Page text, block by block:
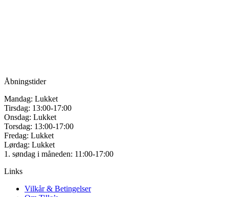
Åbningstider
Mandag: Lukket
Tirsdag: 13:00-17:00
Onsdag: Lukket
Torsdag: 13:00-17:00
Fredag: Lukket
Lørdag: Lukket
1. søndag i måneden: 11:00-17:00
Links
Vilkår & Betingelser